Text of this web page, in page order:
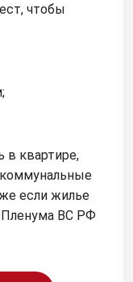
чтобы
в квартире,
если жилье
Пленума ВС РФ